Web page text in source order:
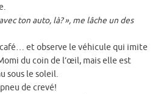
ton auto, là? », me lâche un des
café… et observe le véhicule qui imite
du coin de l’œil, mais elle est
sous le soleil.
de crevé!